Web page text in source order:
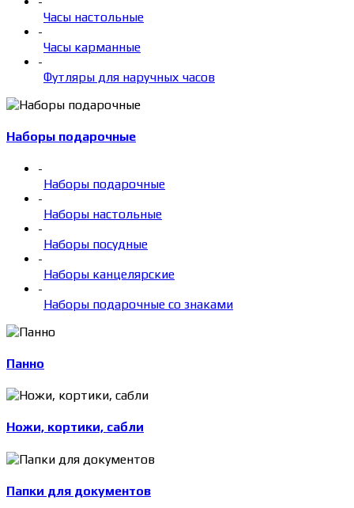
Часы настольные
-
Часы карманные
-
Футляры для наручных часов
Наборы подарочные
-
Наборы подарочные
-
Наборы настольные
-
Наборы посудные
-
Наборы канцелярские
-
Наборы подарочные со знаками
Панно
Ножи, кортики, сабли
Папки для документов